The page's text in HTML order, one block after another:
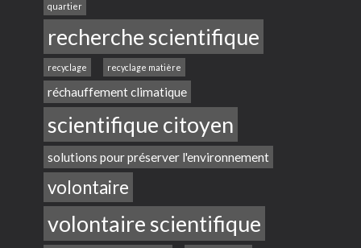
quartier
recherche scientifique
recyclage recyclage matière
réchauffement climatique
scientifique citoyen
solutions pour préserver l'environnement
volontaire
volontaire scientifique